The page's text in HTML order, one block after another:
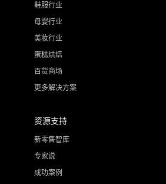
鞋服行业
母婴行业
美妆行业
蛋糕烘焙
百货商场
更多解决方案
资源支持
新零售智库
专家说
成功案例